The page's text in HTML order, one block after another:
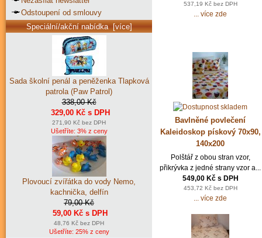
537,19 Kč bez DPH
... více zde
Bavlněné povlečení
Kaleidoskop pískový 70x90,
140x200
Polštář z obou stran vzor,
přikrývka z jedné strany vzor a...
549,00 Kč s DPH
453,72 Kč bez DPH
... více zde
Odstoupení od smlouvy
Speciální/akční nabídka [více]
Sada školní penál a peněženka Tlapková
patrola (Paw Patrol)
338,00 Kč
329,00 Kč s DPH
271,90 Kč bez DPH
Ušetříte: 3% z ceny
Plovoucí zvířátka do vody Nemo,
kachnička, delfín
79,00 Kč
59,00 Kč s DPH
48,76 Kč bez DPH
Ušetříte: 25% z ceny